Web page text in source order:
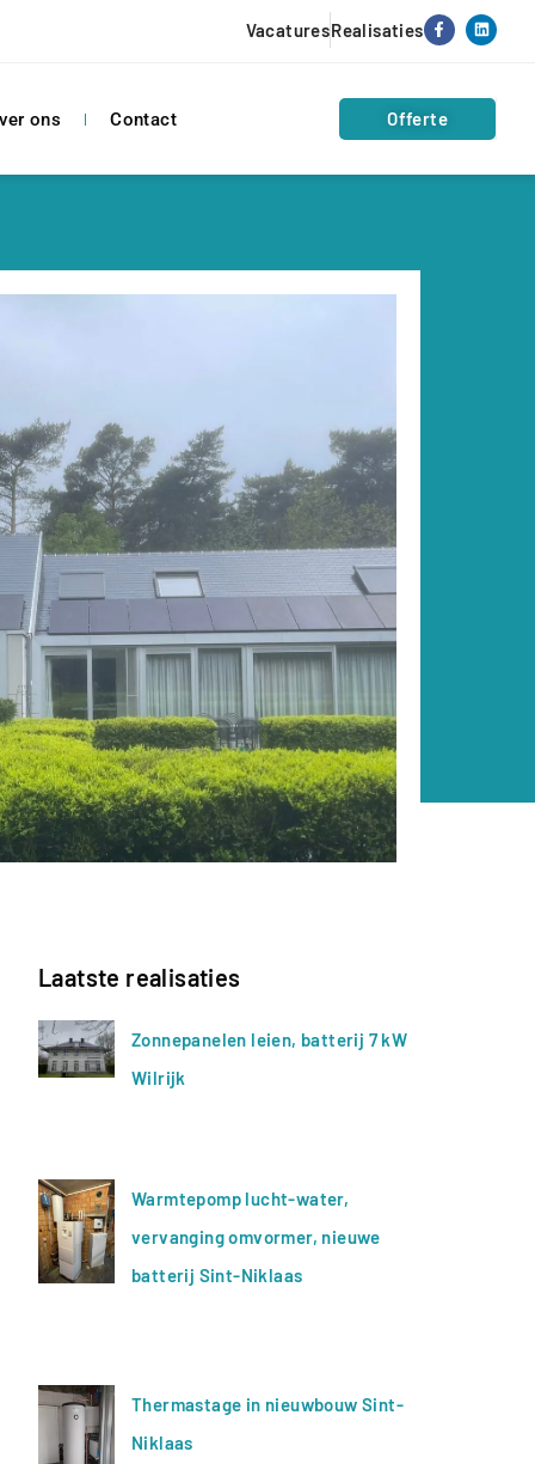
VacaturesRealisaties
ons Contact Offerte
Laatste realisaties
Zonnepanelen leien, batterij 7 kW
Wilrijk
Warmtepomp lucht-water,
vervanging omvormer, nieuwe
batterij Sint-Niklaas
Thermastage in nieuwbouw Sint-
Niklaas